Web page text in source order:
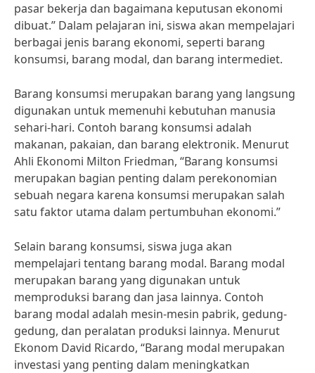
pasar bekerja dan bagaimana keputusan ekonomi
dibuat.” Dalam pelajaran ini, siswa akan mempelajari
berbagai jenis barang ekonomi, seperti barang
konsumsi, barang modal, dan barang intermediet.
Barang konsumsi merupakan barang yang langsung
digunakan untuk memenuhi kebutuhan manusia
sehari-hari. Contoh barang konsumsi adalah
makanan, pakaian, dan barang elektronik. Menurut
Ahli Ekonomi Milton Friedman, “Barang konsumsi
merupakan bagian penting dalam perekonomian
sebuah negara karena konsumsi merupakan salah
satu faktor utama dalam pertumbuhan ekonomi.”
Selain barang konsumsi, siswa juga akan
mempelajari tentang barang modal. Barang modal
merupakan barang yang digunakan untuk
memproduksi barang dan jasa lainnya. Contoh
barang modal adalah mesin-mesin pabrik, gedung-
gedung, dan peralatan produksi lainnya. Menurut
Ekonom David Ricardo, “Barang modal merupakan
investasi yang penting dalam meningkatkan